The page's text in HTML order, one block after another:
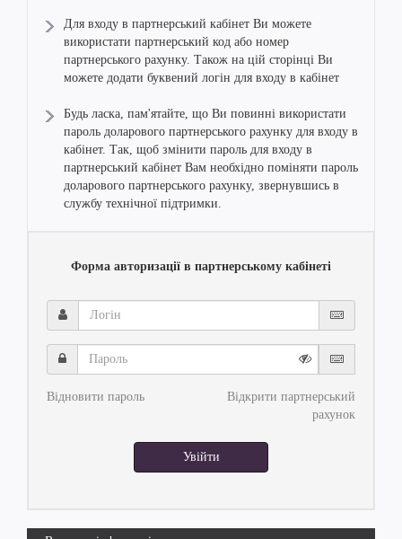
Для входу в партнерський кабінет Ви можете
використати партнерський код або номер
партнерського рахунку. Також на цій сторінці Ви
можете додати буквений логін для входу в кабінет
Будь ласка, пам'ятайте, що Ви повинні використати
пароль доларового партнерського рахунку для входу в
кабінет. Так, щоб змінити пароль для входу в
партнерський кабінет Вам необхідно поміняти пароль
доларового партнерського рахунку, звернувшись в
службу технічної підтримки.
Форма авторизації в партнерському кабінеті
Логін
Пароль
Відновити пароль
Відкрити партнерський
рахунок
Увійти